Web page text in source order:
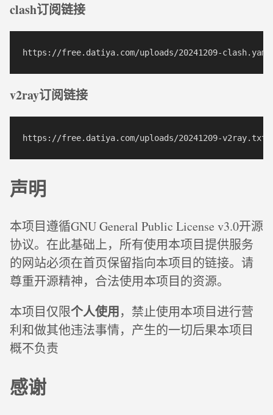
clash订阅链接
v2ray订阅链接
声明
本项目遵循GNU General Public License v3.0开源
协议。在此基础上，所有使用本项目提供服务
的网站必须在首页保留指向本项目的链接。请
尊重开源精神，合法使用本项目的资源。
本项目仅限个人使用，禁止使用本项目进行营
利和做其他违法事情，产生的一切后果本项目
概不负责
感谢